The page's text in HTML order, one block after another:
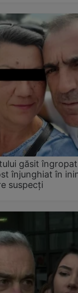
găsit
înjunghiat în
suspecți